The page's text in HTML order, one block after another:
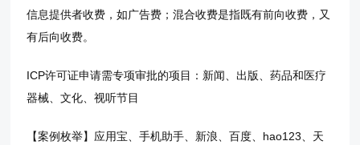
信息提供者收费，如广告费；混合收费是指既有前向收费，又
有后向收费。
ICP许可证申请需专项审批的项目：新闻、出版、药品和医疗
器械、文化、视听节目
【案例枚举】应用宝、手机助手、新浪、百度、hao123、天